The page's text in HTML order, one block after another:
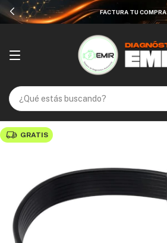
FACTURA TU COMPRA
GRATIS